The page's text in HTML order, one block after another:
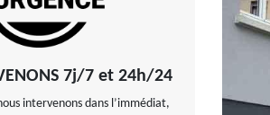
7j/7 et 24h/24
intervenons dans l’immédiat,